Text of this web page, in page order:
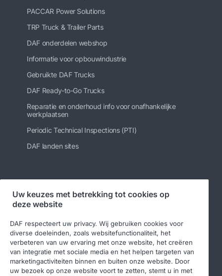
PACCAR Power Solutions
TRP Truck & Trailer Parts
DAF onderdelen webshop
Informatie voor opbouwindustrie
Gebruikte DAF Trucks
DAF Ready-to-Go Trucks
Reparatie en onderhoud info voor onafhankelijke
werkplaatsen
Periodic Technical Inspections (PTI)
DAF landen sites
Volg ons
Uw keuzes met betrekking tot cookies op
deze website
DAF respecteert uw privacy. Wij gebruiken cookies voor
diverse doeleinden, zoals websitefunctionaliteit, het
verbeteren van uw ervaring met onze website, het creëren
van integratie met sociale media en het helpen targeten van
marketingactiviteiten binnen en buiten onze website. Door
uw bezoek op onze website voort te zetten, stemt u in met